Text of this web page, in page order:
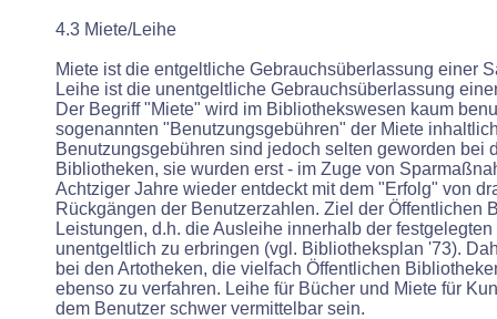
4.3 Miete/Leihe
Miete ist die entgeltliche Gebrauchsüberlassung einer
Leihe ist die unentgeltliche Gebrauchsüberlassung
Der Begriff "Miete" wird im Bibliothekswesen kaum
sogenannten "Benutzungsgebühren" der Miete
Benutzungsgebühren sind jedoch selten geworden bei
Bibliotheken, sie wurden erst - im Zuge von
Achtziger Jahre wieder entdeckt mit dem "Erfolg" von
Rückgängen der Benutzerzahlen. Ziel der Öffentlichen
Leistungen, d.h. die Ausleihe innerhalb der
unentgeltlich zu erbringen (vgl. Bibliotheksplan '73).
bei den Artotheken, die vielfach Öffentlichen
ebenso zu verfahren. Leihe für Bücher und Miete für
dem Benutzer schwer vermittelbar sein.